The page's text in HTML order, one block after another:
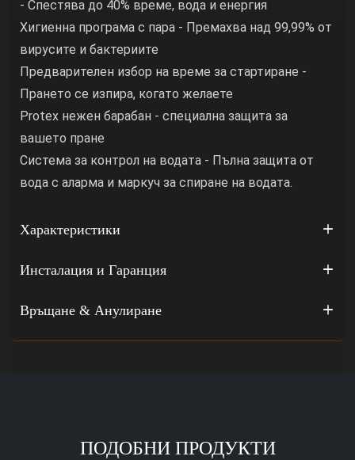
- Спестява до 40% време, вода и енергия
Хигиенна програма с пара - Премахва над 99,99% от
вирусите и бактериите
Предварителен избор на време за стартиране -
Прането се изпира, когато желаете
Protex нежен барабан - специална защита за
вашето пране
Система за контрол на водата - Пълна защита от
вода с аларма и маркуч за спиране на водата.
Характеристики
Инсталация и Гаранция
Връщане & Анулиране
ПОДОБНИ ПРОДУКТИ